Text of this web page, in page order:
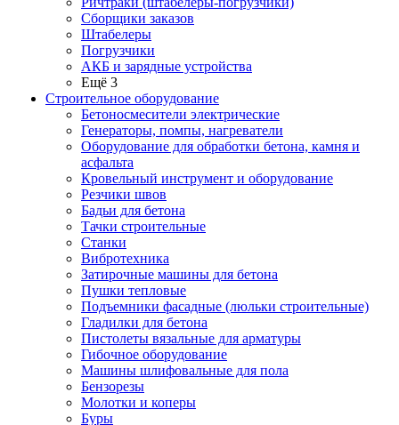
Сборщики заказов
Штабелеры
Погрузчики
АКБ и зарядные устройства
Ещё 3
Строительное оборудование
Бетоносмесители электрические
Генераторы, помпы, нагреватели
Оборудование для обработки бетона, камня и
асфальта
Кровельный инструмент и оборудование
Резчики швов
Бадьи для бетона
Тачки строительные
Станки
Вибротехника
Затирочные машины для бетона
Пушки тепловые
Подъемники фасадные (люльки строительные)
Гладилки для бетона
Пистолеты вязальные для арматуры
Гибочное оборудование
Машины шлифовальные для пола
Бензорезы
Молотки и коперы
Буры